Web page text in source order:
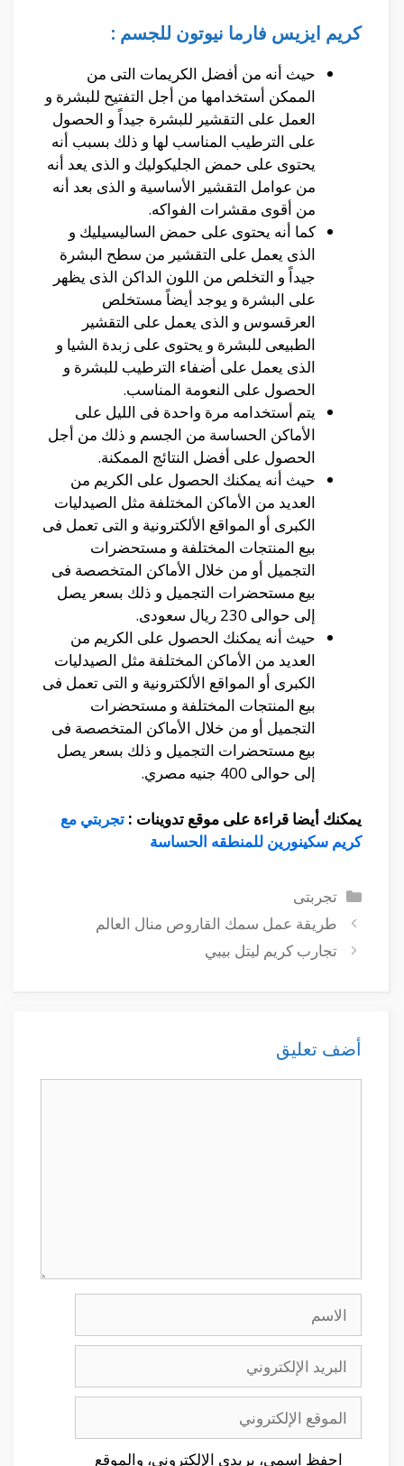
كريم ايزيس فارما نيوتون للجسم :
حيث أنه من أفضل الكريمات التى من
الممكن أستخدامها من أجل التفتيح للبشرة و
العمل على التقشير للبشرة جيداً و الحصول
على الترطيب المناسب لها و ذلك بسبب أنه
يحتوى على حمض الجليكوليك و الذى يعد أنه
من عوامل التقشير الأساسية و الذى بعد أنه
من أقوى مقشرات الفواكه.
كما أنه يحتوى على حمض الساليسيليك و
الذى يعمل على التقشير من سطح البشرة
جيداً و التخلص من اللون الداكن الذى يظهر
على البشرة و يوجد أيضاً مستخلص
العرقسوس و الذى يعمل على التقشير
الطبيعى للبشرة و يحتوى على زبدة الشيا و
الذى يعمل على أضفاء الترطيب للبشرة و
الحصول على النعومة المناسب.
يتم أستخدامه مرة واحدة فى الليل على
الأماكن الحساسة من الجسم و ذلك من أجل
الحصول على أفضل النتائج الممكنة.
حيث أنه يمكنك الحصول على الكريم من
العديد من الأماكن المختلفة مثل الصيدليات
الكبرى أو المواقع الألكترونية و التى تعمل فى
بيع المنتجات المختلفة و مستحضرات
التجميل أو من خلال الأماكن المتخصصة فى
بيع مستحضرات التجميل و ذلك بسعر يصل
إلى حوالى 230 ريال سعودى.
حيث أنه يمكنك الحصول على الكريم من
العديد من الأماكن المختلفة مثل الصيدليات
الكبرى أو المواقع الألكترونية و التى تعمل فى
بيع المنتجات المختلفة و مستحضرات
التجميل أو من خلال الأماكن المتخصصة فى
بيع مستحضرات التجميل و ذلك بسعر يصل
إلى حوالى 400 جنيه مصري.
يمكنك أيضا قراءة على موقع تدوينات : تجربتي مع
كريم سكينورين للمنطقه الحساسة
التصنيفات
تجربتى
طريقة عمل سمك القاروص منال العالم
تجارب كريم ليتل بيبي
أضف تعليق
الإلكتروني
الإلكتروني
احفظ اسمي، بريدي الإلكتروني، والموقع